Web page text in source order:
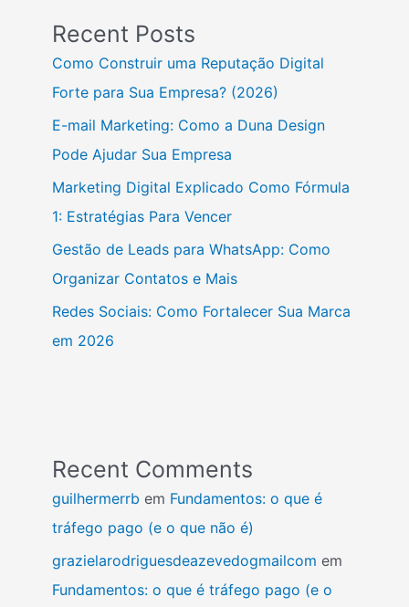
Recent Posts
Como Construir uma Reputação Digital
Forte para Sua Empresa? (2026)
E-mail Marketing: Como a Duna Design
Pode Ajudar Sua Empresa
Marketing Digital Explicado Como Fórmula
1: Estratégias Para Vencer
Gestão de Leads para WhatsApp: Como
Organizar Contatos e Mais
Redes Sociais: Como Fortalecer Sua Marca
em 2026
Recent Comments
guilhermerrb em Fundamentos: o que é
tráfego pago (e o que não é)
grazielarodriguesdeazevedogmailcom em
Fundamentos: o que é tráfego pago (e o